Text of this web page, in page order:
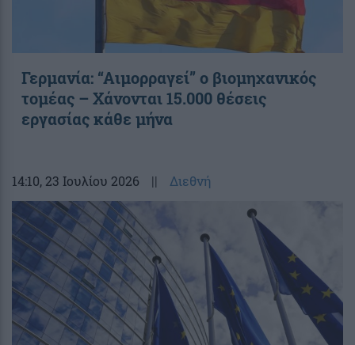
Γερμανία: “Αιμορραγεί” ο βιομηχανικός
τομέας – Χάνονται 15.000 θέσεις
εργασίας κάθε μήνα
14:10, 23 Ιουλίου 2026 || Διεθνή